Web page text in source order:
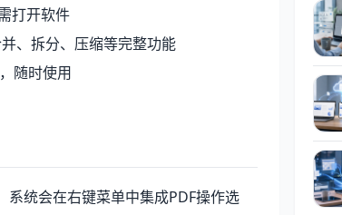
打开软件
、拆分、压缩等完整功能
随时使用
统会在右键菜单中集成PDF操作选